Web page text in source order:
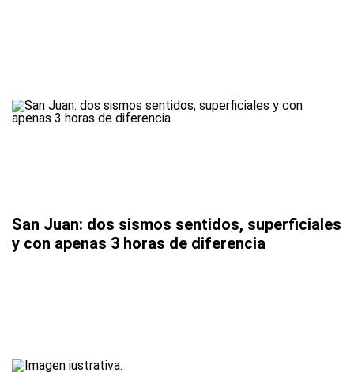
San Juan: dos sismos sentidos, superficiales
y con apenas 3 horas de diferencia